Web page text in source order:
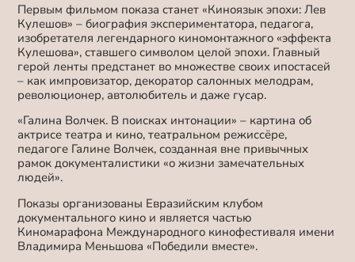
Первым фильмом показа станет «Киноязык эпохи: Лев
Кулешов» – биография экспериментатора, педагога,
изобретателя легендарного киномонтажного «эффекта
Кулешова», ставшего символом целой эпохи. Главный
герой ленты предстанет во множестве своих ипостасей
– как импровизатор, декоратор салонных мелодрам,
революционер, автолюбитель и даже гусар.
«Галина Волчек. В поисках интонации» – картина об
актрисе театра и кино, театральном режиссёре,
педагоге Галине Волчек, созданная вне привычных
рамок документалистики «о жизни замечательных
людей».
Показы организованы Евразийским клубом
документального кино и является частью
Киномарафона Международного кинофестиваля имени
Владимира Меньшова «Победили вместе».